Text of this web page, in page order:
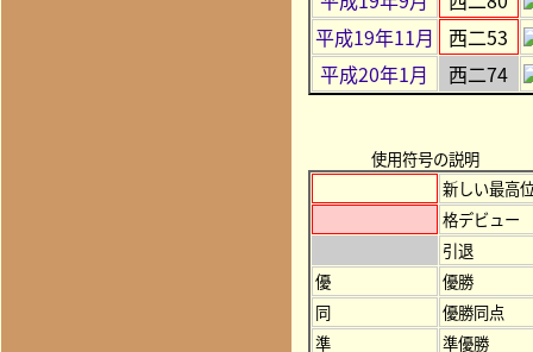
平成19年11月
西二53
平成20年1月
西二74
使用符号の説明
新しい最高
格デビュー
引退
優
優勝
同
優勝同点
準
準優勝